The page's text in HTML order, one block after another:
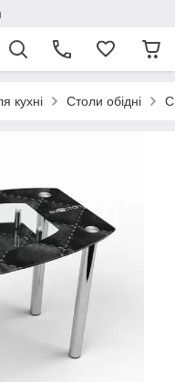
кухні Столи обідні